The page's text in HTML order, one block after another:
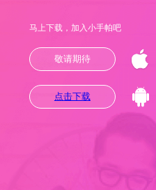
马上下载，加入小手帕吧
敬请期待
点击下载